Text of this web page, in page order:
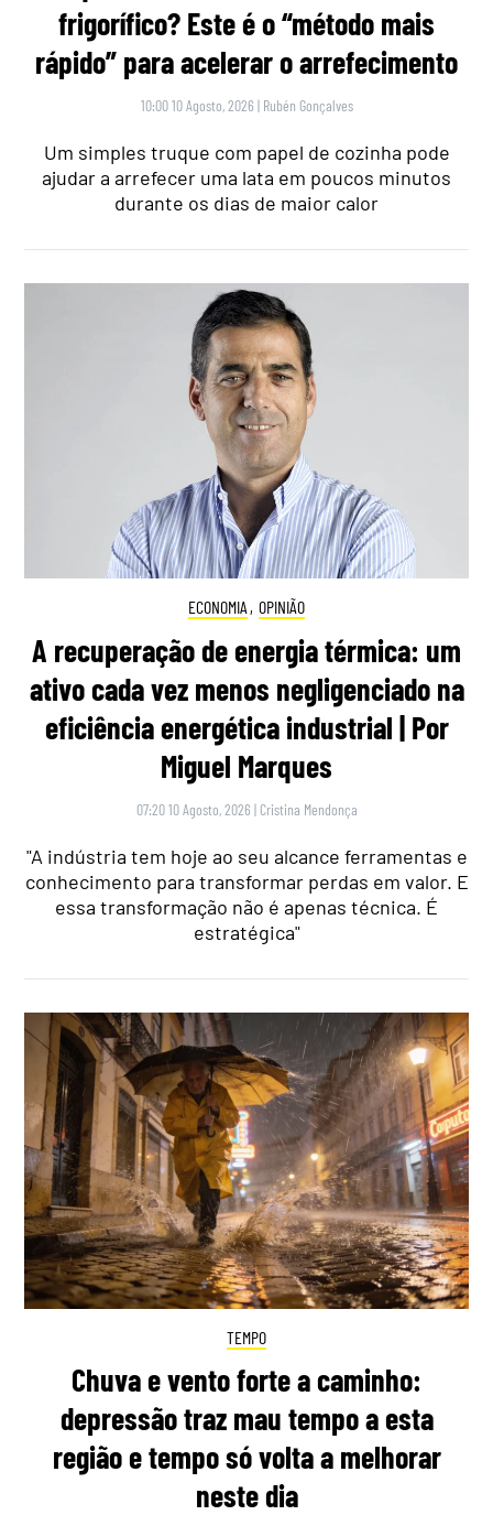
frigorífico? Este é o “método mais
rápido” para acelerar o arrefecimento
10:00 10 Agosto, 2026 | Rubén Gonçalves
Um simples truque com papel de cozinha pode
ajudar a arrefecer uma lata em poucos minutos
durante os dias de maior calor
ECONOMIA , OPINIÃO
A recuperação de energia térmica: um
ativo cada vez menos negligenciado na
eficiência energética industrial | Por
Miguel Marques
07:20 10 Agosto, 2026 | Cristina Mendonça
"A indústria tem hoje ao seu alcance ferramentas e
conhecimento para transformar perdas em valor. E
essa transformação não é apenas técnica. É
estratégica"
TEMPO
Chuva e vento forte a caminho:
depressão traz mau tempo a esta
região e tempo só volta a melhorar
neste dia